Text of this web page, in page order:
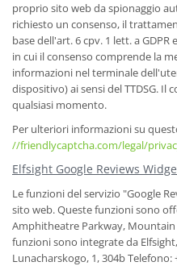
proprio sito web da spionaggio
richiesto un consenso, il
base dell'art. 6 cpv. 1 lett. a GDPR
in cui il consenso comprende la
informazioni nel terminale
dispositivo) ai sensi del TTDSG. Il
qualsiasi momento.
Per ulteriori informazioni su
//friendlycaptcha.com/legal/
Elfsight Google Reviews
Le funzioni del servizio "Google
sito web. Queste funzioni sono
Amphitheatre Parkway, Mountain
funzioni sono integrate da
Lunacharskogo, 1, 304b